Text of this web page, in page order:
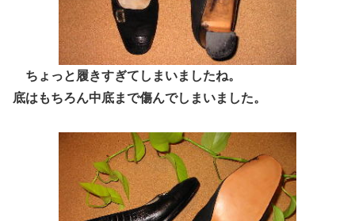
ちょっと履きすぎてしまいましたね。
底はもちろん中底まで傷んでしまいました。